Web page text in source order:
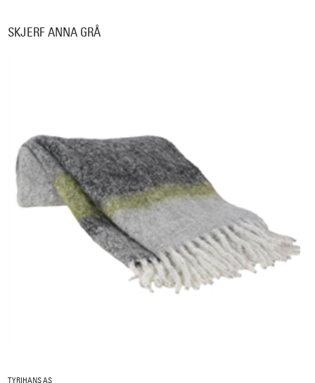
SKJERF ANNA GRÅ
TYRIHANS AS